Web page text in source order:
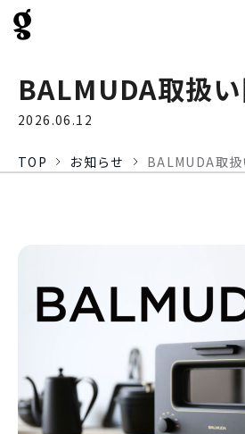
BALMUDA取扱
2026.06.12
TOP お知らせ BALMUDA取扱